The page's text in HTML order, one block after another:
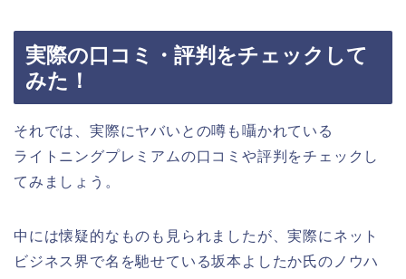
実際の口コミ・評判をチェックして
みた！
それでは、実際にヤバいとの噂も囁かれている
ライトニングプレミアムの口コミや評判をチェックし
てみましょう。
中には懐疑的なものも見られましたが、実際にネット
ビジネス界で名を馳せている坂本よしたか氏のノウハ